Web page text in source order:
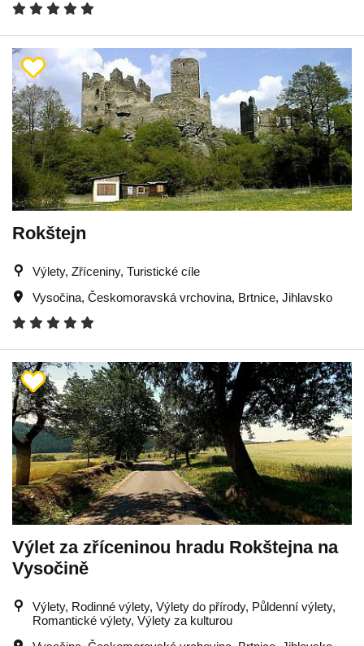
Rokštejn
Výlety, Zříceniny, Turistické cíle
Vysočina, Českomoravská vrchovina, Brtnice, Jihlavsko
Výlet za zříceninou hradu Rokštejna na
Vysočině
Výlety, Rodinné výlety, Výlety do přírody, Půldenní výlety,
Romantické výlety, Výlety za kulturou